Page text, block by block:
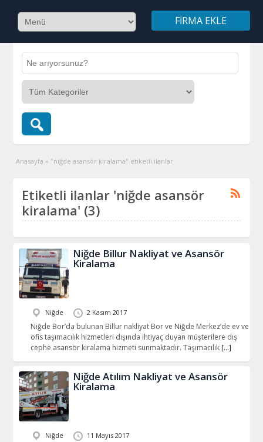
FIRMA EKLE
Anasayfa » "niğde asansör kiralama" etiketli ilanlar
Etiketli ilanlar 'niğde asansör
kiralama' (3)
Niğde Billur Nakliyat ve Asansör
Kiralama
Niğde 2 Kasım 2017
Niğde Bor’da bulunan Billur nakliyat Bor ve Niğde Merkez’de ev ve
ofis taşımacılık hizmetleri dışında ihtiyaç duyan müşterilere dış
cephe asansör kiralama hizmeti sunmaktadır. Taşımacılık […]
Niğde Atılım Nakliyat ve Asansör
Kiralama
Niğde 11 Mayıs 2017